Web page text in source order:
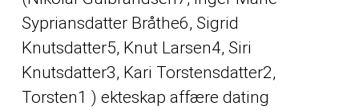
Sypriansdatter Bråthe6, Sigrid
Knutsdatter5, Knut Larsen4, Siri
Knutsdatter3, Kari Torstensdatter2,
Torsten1 ) ekteskap affære dating